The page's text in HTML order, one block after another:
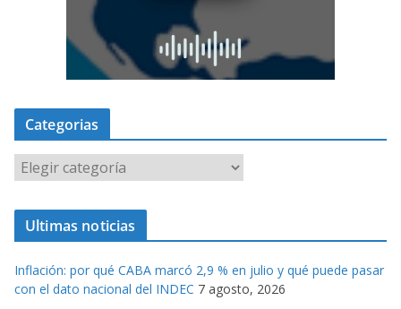
Categorias
t
o
r
Ultimas noticias
Inflación: por qué CABA marcó 2,9 % en julio y qué puede pasar
con el dato nacional del INDEC 7 agosto, 2026